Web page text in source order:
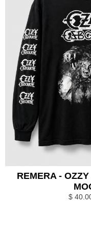
REMERA -
$